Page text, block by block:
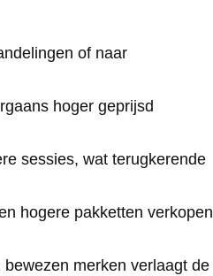
of naar
hoger geprijsd
sessies, wat terugkerende
hogere pakketten verkopen
merken verlaagt de